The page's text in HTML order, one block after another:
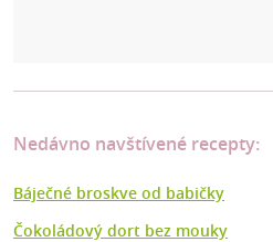
Nedávno navštívené recepty:
Báječné broskve od babičky
Čokoládový dort bez mouky